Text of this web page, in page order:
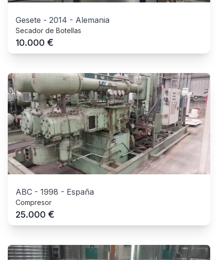
Gesete - 2014 - Alemania
Secador de Botellas
10.000 €
ABC - 1998 - España
Compresor
25.000 €